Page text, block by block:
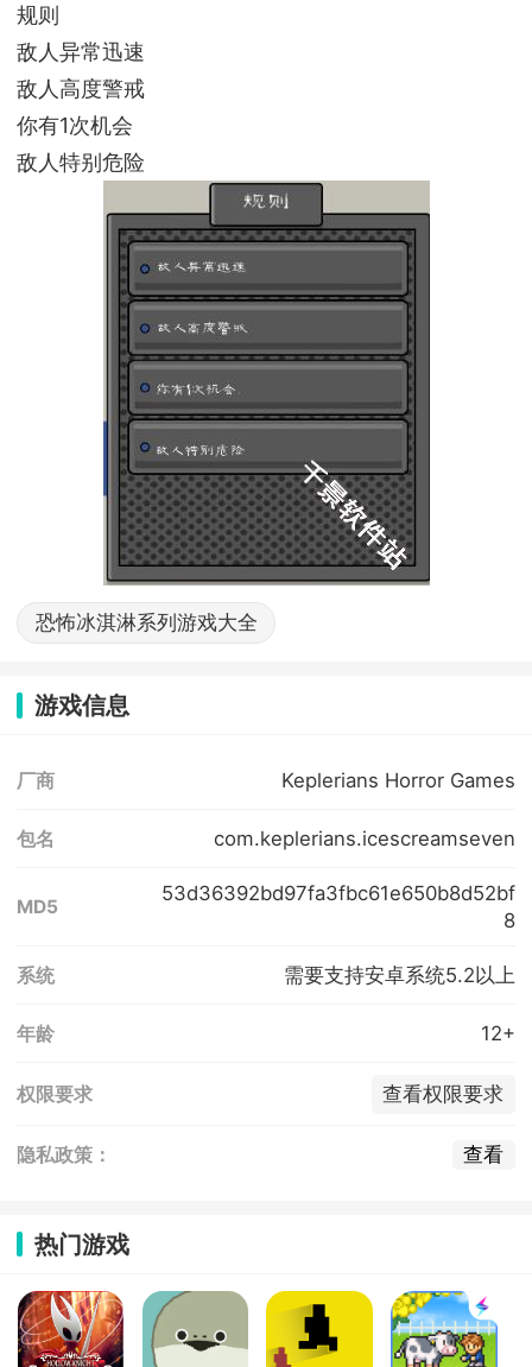
规则
敌人异常迅速
敌人高度警戒
你有1次机会
敌人特别危险
恐怖冰淇淋系列游戏大全
游戏信息
厂商 Keplerians Horror Games
包名 com.keplerians.icescreamseven
MD5
53d36392bd97fa3fbc61e650b8d52bf
8
系统 需要支持安卓系统5.2以上
年龄 12+
权限要求 查看权限要求
隐私政策： 查看
热门游戏